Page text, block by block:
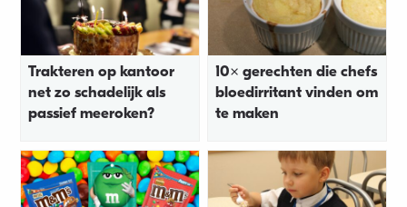
Trakteren op kantoor
net zo schadelijk als
passief meeroken?
10x gerechten die chefs
bloedirritant vinden om
te maken